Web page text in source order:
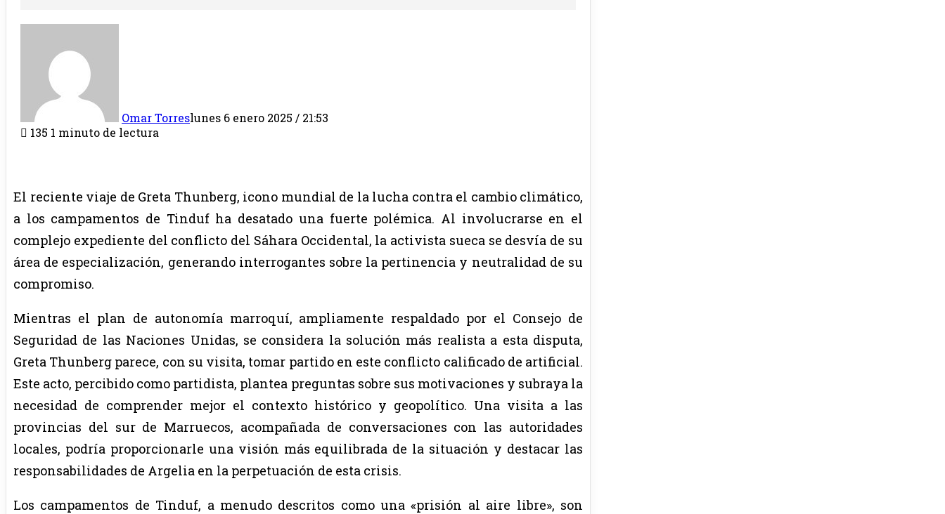
Omar Torreslunes 6 enero 2025 / 21:53
135 1 minuto de lectura
El reciente viaje de Greta Thunberg, icono mundial de la lucha contra el cambio climático,
a los campamentos de Tinduf ha desatado una fuerte polémica. Al involucrarse en el
complejo expediente del conflicto del Sáhara Occidental, la activista sueca se desvía de su
área de especialización, generando interrogantes sobre la pertinencia y neutralidad de su
compromiso.
Mientras el plan de autonomía marroquí, ampliamente respaldado por el Consejo de
Seguridad de las Naciones Unidas, se considera la solución más realista a esta disputa,
Greta Thunberg parece, con su visita, tomar partido en este conflicto calificado de artificial.
Este acto, percibido como partidista, plantea preguntas sobre sus motivaciones y subraya la
necesidad de comprender mejor el contexto histórico y geopolítico. Una visita a las
provincias del sur de Marruecos, acompañada de conversaciones con las autoridades
locales, podría proporcionarle una visión más equilibrada de la situación y destacar las
responsabilidades de Argelia en la perpetuación de esta crisis.
Los campamentos de Tinduf, a menudo descritos como una «prisión al aire libre», son